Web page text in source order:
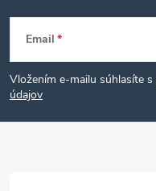
Z
á
p
Email
Vložením e-mailu súhlasíte s
údajov